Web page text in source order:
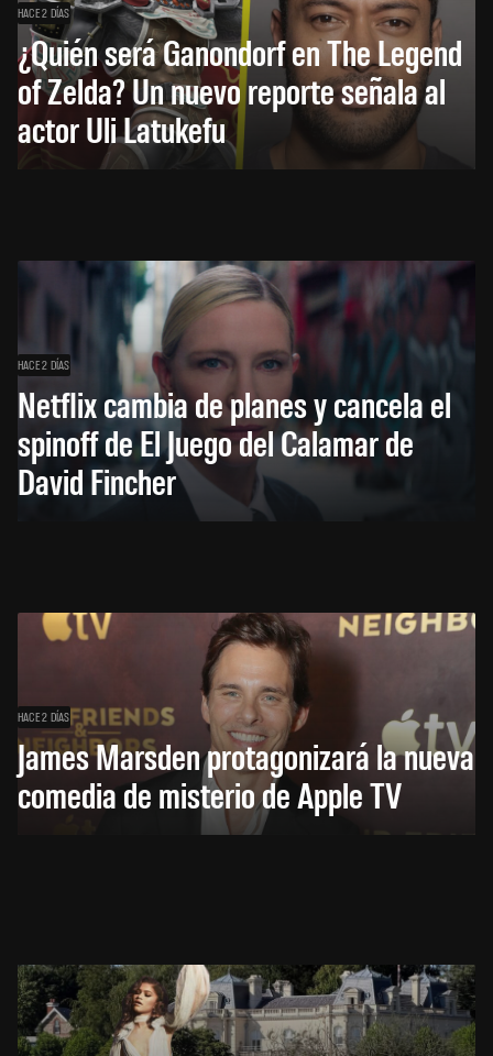
HACE 2 DÍAS
¿Quién será Ganondorf en The Legend
of Zelda? Un nuevo reporte señala al
actor Uli Latukefu
HACE 2 DÍAS
Netflix cambia de planes y cancela el
spinoff de El Juego del Calamar de
David Fincher
HACE 2 DÍAS
James Marsden protagonizará la nueva
comedia de misterio de Apple TV